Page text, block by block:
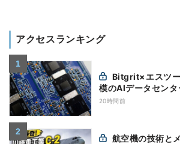
アクセスランキング
模のAIデータセン
20時間前